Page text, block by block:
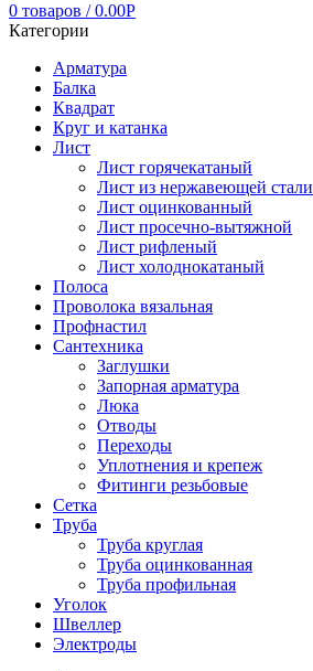
0 товаров / 0.00Р
Категории
Арматура
Балка
Квадрат
Круг и катанка
Лист
Лист горячекатаный
Лист из нержавеющей стали
Лист оцинкованный
Лист просечно-вытяжной
Лист рифленый
Лист холоднокатаный
Полоса
Проволока вязальная
Профнастил
Сантехника
Заглушки
Запорная арматура
Люка
Отводы
Переходы
Уплотнения и крепеж
Фитинги резьбовые
Сетка
Труба
Труба круглая
Труба оцинкованная
Труба профильная
Уголок
Швеллер
Электроды